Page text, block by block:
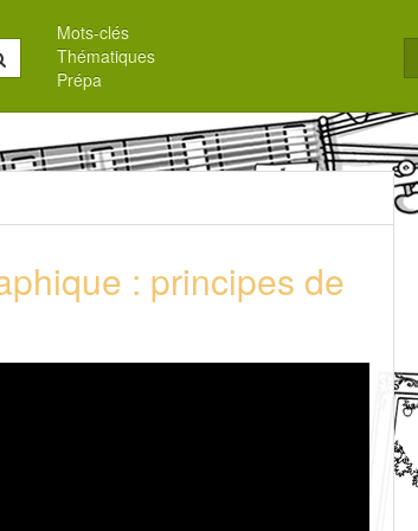
Chercher
Mots-clés
Thématiques
Prépa
: principes de